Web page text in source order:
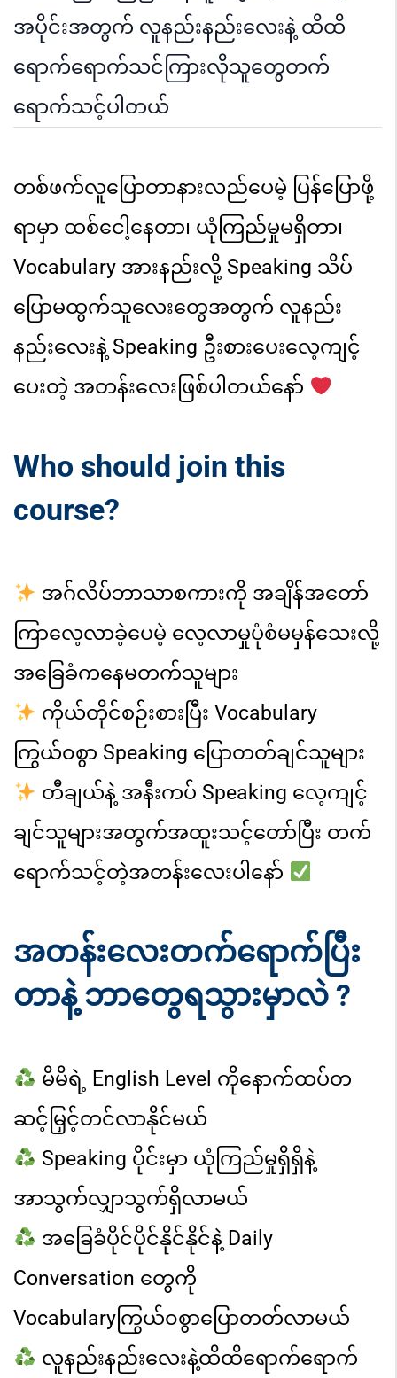
အပိုင်းအတွက် လူနည်းနည်းလေးနဲ့ ထိထိ
ရောက်ရောက်သင်ကြားလိုသူတွေတက်
ရောက်သင့်ပါတယ်
တစ်ဖက်လူပြောတာနားလည်ပေမဲ့ ပြန်ပြောဖို့
ရာမှာ ထစ်ငေါ့နေတာ၊ ယုံကြည်မှုမရှိတာ၊
Vocabulary အားနည်းလို့ Speaking သိပ်
ပြောမထွက်သူလေးတွေအတွက် လူနည်း
နည်းလေးနဲ့ Speaking ဦးစားပေးလေ့ကျင့်
ပေးတဲ့ အတန်းလေးဖြစ်ပါတယ်နော်
Who should join this
course?
အဂ်လိပ်ဘာသာစကားကို အချိန်အတော်
ကြာလေ့လာခဲ့ပေမဲ့ လေ့လာမှုပုံစံမမှန်သေးလို့
အခြေခံကနေမတက်သူများ
ကိုယ်တိုင်စဉ်းစားပြီး Vocabulary
ကြွယ်၀စွာ Speaking ပြောတတ်ချင်သူများ
တီချယ်နဲ့ အနီးကပ် Speaking လေ့ကျင့်
ချင်သူများအတွက်အထူးသင့်တော်ပြီး တက်
ရောက်သင့်တဲ့အတန်းလေးပါနော်
အတန်းလေးတက်ရောက်ပြီး
တာနဲ့ ဘာတွေရသွားမှာလဲ ?
မိမိရဲ့ English Level ကိုနောက်ထပ်တ
ဆင့်မြှင့်တင်လာနိုင်မယ်
Speaking ပိုင်းမှာ ယုံကြည်မှုရှိရှိနဲ့
အာသွက်လျှာသွက်ရှိလာမယ်
အခြေခံပိုင်ပိုင်နိုင်နိုင်နဲ့ Daily
Conversation တွေကို
Vocabulary ကြွယ်၀စွာပြောတတ်လာမယ်
လူနည်းနည်းလေးနဲ့ထိထိရောက်ရောက်